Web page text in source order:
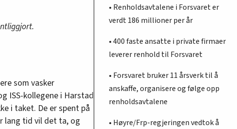
som vasker
ISS-kollegene i Harstad
i taket. De er spent på
lang tid vil det ta, og
• Renholdsavtalene i Forsvaret er
verdt 186 millioner per år
• 400 faste ansatte i private firmaer
leverer renhold til Forsvaret
• Forsvaret bruker 11 årsverk til å
anskaffe, organisere og følge opp
renholdsavtalene
• Høyre/Frp-regjeringen vedtok å